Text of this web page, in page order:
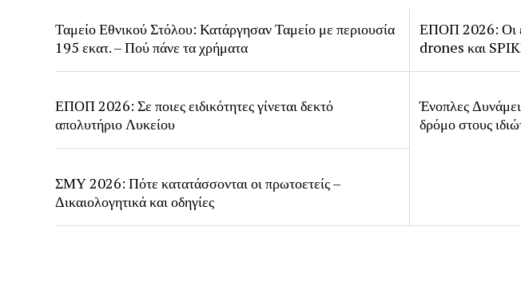
Ταμείο Εθνικού Στόλου: Κατάργησαν Ταμείο με περιουσία
195 εκατ. – Πού πάνε τα χρήματα
ΕΠΟΠ 2026: Οι
drones και
ΕΠΟΠ 2026: Σε ποιες ειδικότητες γίνεται δεκτό
απολυτήριο Λυκείου
Ένοπλες
δρόμο στους
ΣΜΥ 2026: Πότε κατατάσσονται οι πρωτοετείς –
Δικαιολογητικά και οδηγίες